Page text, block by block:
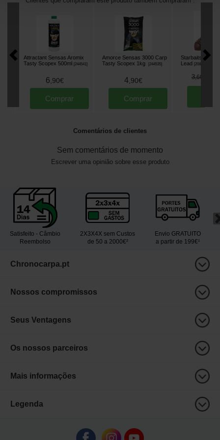
Attractant Sensas Aromix
Tasty Scopex 500ml [244541]
6 90€
Comprar
Amorce Sensas 3000 Carp
Tasty Scopex 1kg
[244535]
4 90€
Comprar
Starbaits Paste
Lead [208993A
3,60
Comentários de clientes
Sem comentários de momento
Escrever uma opinião sobre esse produto
Satisfeito - Câmbio
Reembolso
2X3X4X sem Custos
de 50 a 2000€²
Envio GRATUITO
a partir de 199€¹
Chronocarpa.pt
Nossos compromissos
Seus Ventagens
Os nossos parceiros
Mais informações
Legenda